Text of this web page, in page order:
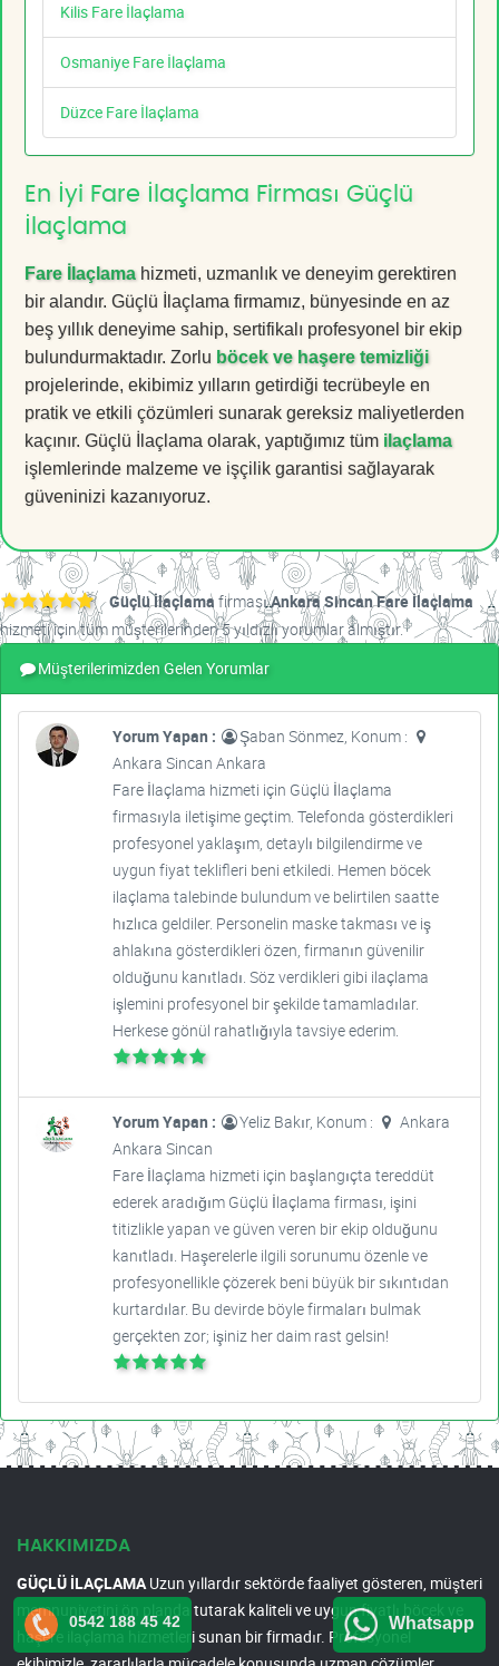
Kilis Fare İlaçlama
Osmaniye Fare İlaçlama
Düzce Fare İlaçlama
En İyi Fare İlaçlama Firması Güçlü
İlaçlama
Fare İlaçlamahizmeti, uzmanlık ve deneyim gerektiren
bir alandır. Güçlü İlaçlama firmamız, bünyesinde en az
beş yıllık deneyime sahip, sertifikalı profesyonel bir ekip
bulundurmaktadır. Zorlu böcek ve haşere temizliği
projelerinde, ekibimiz yılların getirdiği tecrübeyle en
pratik ve etkili çözümleri sunarak gereksiz maliyetlerden
kaçınır. Güçlü İlaçlama olarak, yaptığımız tüm ilaçlama
işlemlerinde malzeme ve işçilik garantisi sağlayarak
güveninizi kazanıyoruz.
Güçlü İlaçlama firmasıAnkara Sincan Fare İlaçlama
hizmeti için tüm müşterilerinden 5 yıldızlı yorumlar almıştır.
Müşterilerimizden Gelen Yorumlar
Yorum Yapan :
Şaban Sönmez, Konum :
Ankara Sincan Ankara
Fare İlaçlama hizmeti için Güçlü İlaçlama
firmasıyla iletişime geçtim. Telefonda gösterdikleri
profesyonel yaklaşım, detaylı bilgilendirme ve
uygun fiyat teklifleri beni etkiledi. Hemen böcek
ilaçlama talebinde bulundum ve belirtilen saatte
hızlıca geldiler. Personelin maske takması ve iş
ahlakına gösterdikleri özen, firmanın güvenilir
olduğunu kanıtladı. Söz verdikleri gibi ilaçlama
işlemini profesyonel bir şekilde tamamladılar.
Herkese gönül rahatlığıyla tavsiye ederim.
Yorum Yapan : Yeliz Bakır, Konum :
Ankara
Ankara Sincan
Fare İlaçlama hizmeti için başlangıçta tereddüt
ederek aradığım Güçlü İlaçlama firması, işini
titizlikle yapan ve güven veren bir ekip olduğunu
kanıtladı. Haşerelerle ilgili sorunumu özenle ve
profesyonellikle çözerek beni büyük bir sıkıntıdan
kurtardılar. Bu devirde böyle firmaları bulmak
gerçekten zor; işiniz her daim rast gelsin!
HAKKIMIZDA
GÜÇLÜ İLAÇLAMAUzun yıllardır sektörde faaliyet gösteren, müşteri
memnuniyetini ön planda tutarak kaliteli ve uygun fiyatlı böcek ve
haşere ilaçlama hizmetleri sunan bir firmadır. Profesyonel
0542 188 45 42 Whatsapp